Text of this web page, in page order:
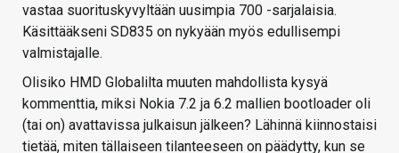
vastaa suorituskyvyltään uusimpia 700 -sarjalaisia.
Käsittääkseni SD835 on nykyään myös edullisempi
valmistajalle.
Olisiko HMD Globalilta muuten mahdollista kysyä
kommenttia, miksi Nokia 7.2 ja 6.2 mallien bootloader oli
(tai on) avattavissa julkaisun jälkeen? Lähinnä kiinnostaisi
tietää, miten tällaiseen tilanteeseen on päädytty, kun se